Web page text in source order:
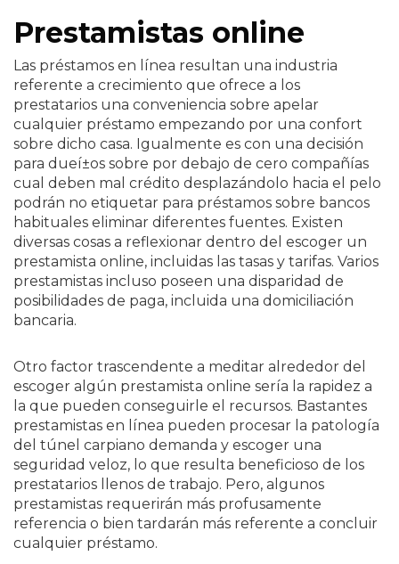
Prestamistas online
Las préstamos en línea resultan una industria
referente a crecimiento que ofrece a los
prestatarios una conveniencia sobre apelar
cualquier préstamo empezando por una confort
sobre dicho casa. Igualmente es con una decisión
para dueí±os sobre por debajo de cero compañías
cual deben mal crédito desplazándolo hacia el pelo
podrán no etiquetar para préstamos sobre bancos
habituales eliminar diferentes fuentes. Existen
diversas cosas a reflexionar dentro del escoger un
prestamista online, incluidas las tasas y tarifas. Varios
prestamistas incluso poseen una disparidad de
posibilidades de paga, incluida una domiciliación
bancaria.
Otro factor trascendente a meditar alrededor del
escoger algún prestamista online serí­a la rapidez a
la que pueden conseguirle el recursos. Bastantes
prestamistas en línea pueden procesar la patologí­a
del túnel carpiano demanda y escoger una
seguridad veloz, lo que resulta beneficioso de los
prestatarios llenos de trabajo. Pero, algunos
prestamistas requerirán más profusamente
referencia o bien tardarán más referente a concluir
cualquier préstamo.